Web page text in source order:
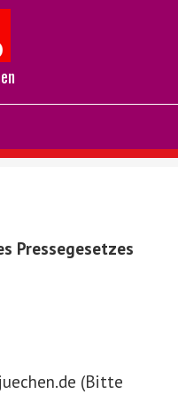
Pressegesetzes
(Bitte